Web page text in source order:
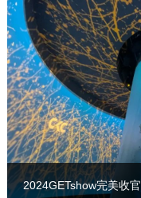
2024GETshow完美收